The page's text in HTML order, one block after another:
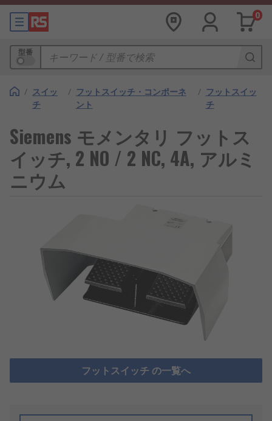
0
型番
/ スイッ
チ
/ フットスイッチ・コンポーネ
ント
/ フットスイッ
チ
Siemens モメンタリ フットス
イッチ, 2 NO / 2 NC, 4A, アルミ
ニウム
フットスイッチ の一覧へ